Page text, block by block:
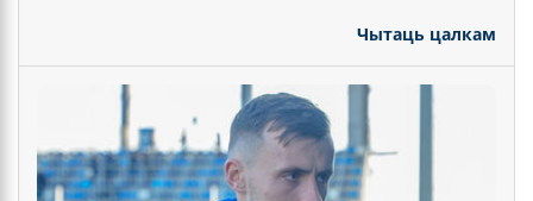
Чытаць цалкам